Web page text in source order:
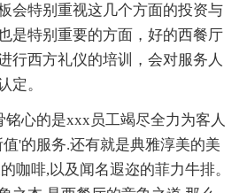
会特别重视这几个方面的投资与
是特别重要的方面，好的西餐厅
行西方礼仪的培训，会对服务人
定。
心的是xxx员工竭尽全力为客人
'的服务.还有就是典雅淳美的美
咖啡,以及闻名遐迩的菲力牛排。